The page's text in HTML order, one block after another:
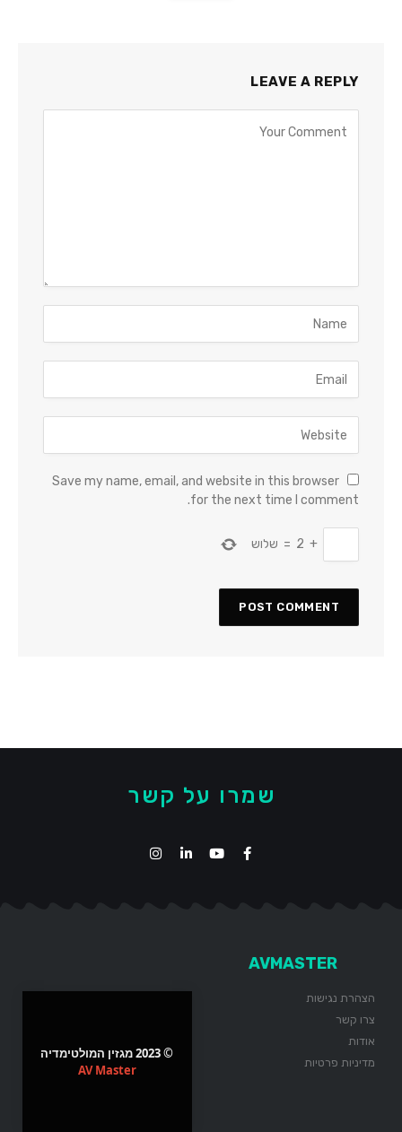
LEAVE A REPLY
Save my name, email, and website in this browser
for the next time I comment.
+
2
= שלוש
שמרו על קשר
AVMASTER
הצהרת נגישות
צרו קשר
אודות
מדיניות פרטיות
© 2023 מגזין המולטימדיה
AV Master